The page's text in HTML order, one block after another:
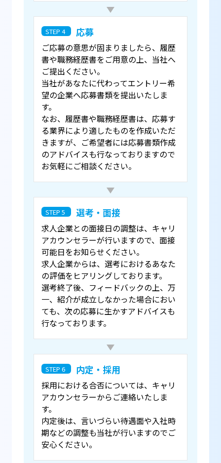
STEP 4 応募
ご応募の意思が固まりましたら、履歴
書や職務経歴書をご用意の上、当社へ
ご提出ください。
当社があなたに代わってエントリー希
望の企業へ応募書類を提出いたしま
す。
なお、履歴書や職務経歴書は、応募す
る業界により適したものを作成いただ
きますが、ご希望者には応募書類作成
のアドバイスも行なっておりますので
お気軽にご相談ください。
STEP 5 選考・面接
求人企業との面接日の調整は、キャリ
アカウンセラーが行いますので、面接
可能日をお知らせください。
求人企業からは、選考におけるあなた
の評価をヒアリングしております。
選考終了後、フィードバックの上、万
一、紹介が成立しなかった場合におい
ても、次の応募に生かすアドバイスも
行なっております。
STEP 6 内定・採用
採用における合否については、キャリ
アカウンセラーからご連絡いたしま
す。
内定後は、言いづらい待遇面や入社時
期などの調整も当社が行いますのでご
安心ください。